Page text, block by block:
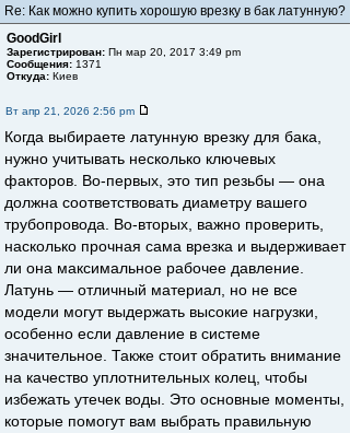
Re: Как можно купить хорошую врезку в бак латунную?
GoodGirl
Зарегистрирован: Пн мар 20, 2017 3:49 pm
Сообщения: 1371
Откуда: Киев
Вт апр 21, 2026 2:56 pm
Когда выбираете латунную врезку для бака,
нужно учитывать несколько ключевых
факторов. Во-первых, это тип резьбы — она
должна соответствовать диаметру вашего
трубопровода. Во-вторых, важно проверить,
насколько прочная сама врезка и выдерживает
ли она максимальное рабочее давление.
Латунь — отличный материал, но не все
модели могут выдержать высокие нагрузки,
особенно если давление в системе
значительное. Также стоит обратить внимание
на качество уплотнительных колец, чтобы
избежать утечек воды. Это основные моменты,
которые помогут вам выбрать правильную